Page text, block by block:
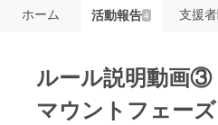
ホーム 活動報告4 支援者
ルール説明動画③
マウントフェーズ